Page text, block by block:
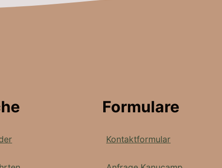
Formulare
Kontaktformular